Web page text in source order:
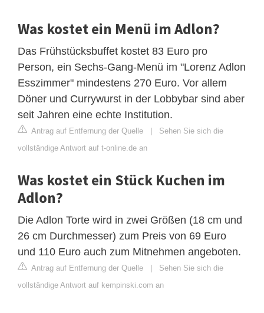
Was kostet ein Menü im Adlon?
Das Frühstücksbuffet kostet 83 Euro pro
Person, ein Sechs-Gang-Menü im "Lorenz Adlon
Esszimmer" mindestens 270 Euro. Vor allem
Döner und Currywurst in der Lobbybar sind aber
seit Jahren eine echte Institution.
Antrag auf Entfernung der Quelle
Sehen Sie sich die
vollständige Antwort auf t-online.de an
Was kostet ein Stück Kuchen im
Adlon?
Die Adlon Torte wird in zwei Größen (18 cm und
26 cm Durchmesser) zum Preis von 69 Euro
und 110 Euro auch zum Mitnehmen angeboten.
Antrag auf Entfernung der Quelle
Sehen Sie sich die
vollständige Antwort auf kempinski.com an